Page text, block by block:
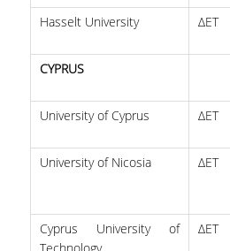
ΑΝΑΚΟΙΝΩΣΕΙΣ
ΔΙΑΣΦΑΛΙΣΗ ΠΟΙΟΤΗΤΑΣ
ΠΟΛΙΤΙΚΗ
Hasselt University ΔΕΤ
CYPRUS
University of Cyprus ΔΕΤ
University of Nicosia ΔΕΤ
Cyprus University of
ΔΕΤ